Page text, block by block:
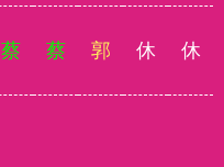
蔡 蔡 郭 休 休